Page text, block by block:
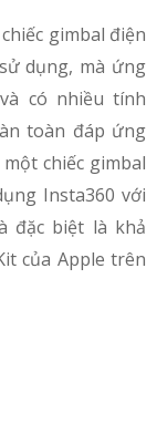
gimbal điện
dụng, mà ứng
có nhiều tính
toàn đáp ứng
chiếc gimbal
Insta360 với
đặc biệt là khả
của Apple trên